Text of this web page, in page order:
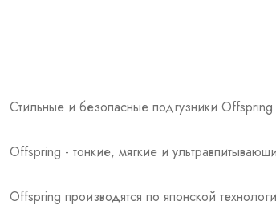
Стильные и безопасные подгузники
Offspring - тонкие, мягкие и
Offspring производятся по японской